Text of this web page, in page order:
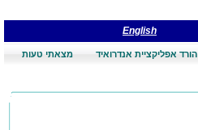
English
הורד אפליקציית אנדרואיד מצאתי טעות